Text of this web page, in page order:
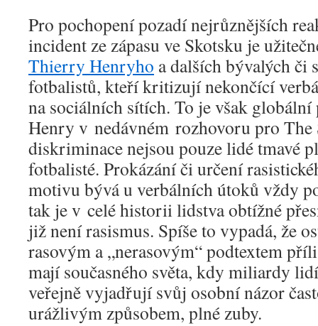
Pro pochopení pozadí nejrůznějších
incident ze zápasu ve Skotsku je
Thierry Henryho a dalších bývalých či
fotbalistů, kteří kritizují nekončící
na sociálních sítích. To je však globální
Henry v nedávném rozhovoru pro The
diskriminace nejsou pouze lidé tmavé
fotbalisté. Prokázání či určení
motivu bývá u verbálních útoků vždy
tak je v celé historii lidstva obtížné
již není rasismus. Spíše to vypadá, že
rasovým a „nerasovým“ podtextem
mají současného světa, kdy miliardy
veřejně vyjadřují svůj osobní názor
urážlivým způsobem, plné zuby.